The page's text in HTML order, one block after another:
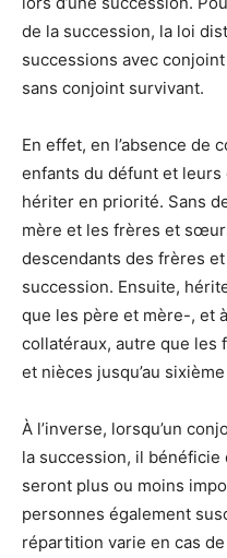
de la succession, la loi
successions avec
sans conjoint survivant.
En effet, en l’absence de
enfants du défunt et
hériter en priorité. Sans
mère et les frères et
descendants des frères
succession. Ensuite,
que les père et mère-, et
collatéraux, autre que
et nièces jusqu’au
À l’inverse, lorsqu’un
la succession, il
seront plus ou moins
personnes également
répartition varie en cas